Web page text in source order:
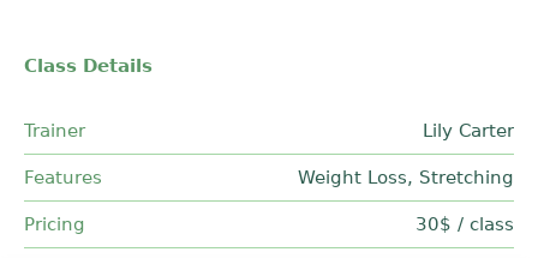
Class Details
Trainer Lily Carter
Features Weight Loss, Stretching
Pricing 30$ / class